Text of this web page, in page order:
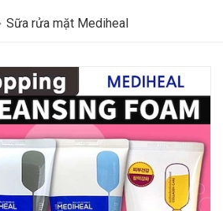
Sữa rửa mặt Mediheal